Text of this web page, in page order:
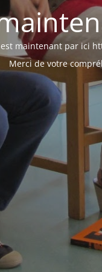
est maintenant par ici
Merci de votre